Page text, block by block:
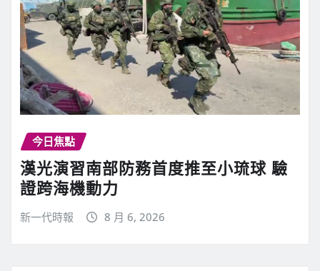
今日焦點
漢光演習南部防務首度推至小琉球 驗
證跨海機動力
新一代時報 8 月 6, 2026